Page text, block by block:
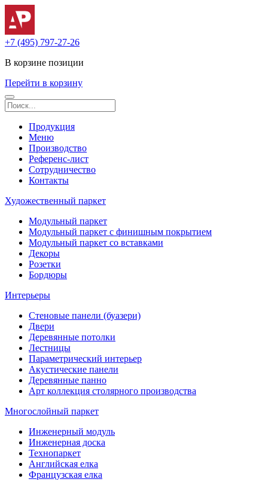
+7 (495) 797-27-26
В корзине позиции
Перейти в корзину
Продукция
Меню
Производство
Референс-лист
Сотрудничество
Контакты
Художественный паркет
Модульный паркет
Модульный паркет с финишным покрытием
Модульный паркет со вставками
Декоры
Розетки
Бордюры
Интерьеры
Стеновые панели (буазери)
Двери
Деревянные потолки
Лестницы
Параметрический интерьер
Акустические панели
Деревянные панно
Арт коллекция столярного производства
Многослойный паркет
Инженерный модуль
Инженерная доска
Технопаркет
Английская елка
Французская елка